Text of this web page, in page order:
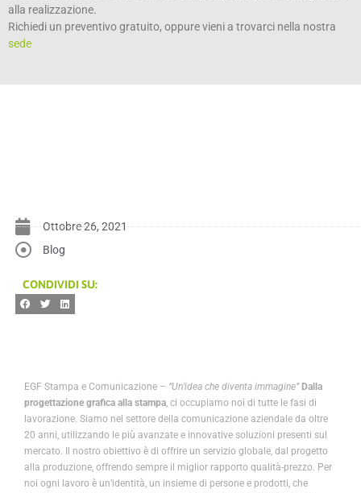
alla realizzazione.
Richiedi un preventivo gratuito, oppure vieni a trovarci nella nostra
sede
Ottobre 26, 2021
Blog
CONDIVIDI SU:
EGF Stampa e Comunicazione – “Un’idea che diventa immagine” Dalla
progettazione grafica alla stampa, ci occupiamo noi di tutte le fasi di
lavorazione. Siamo nel settore della comunicazione aziendale da oltre
20 anni, utilizzando le più avanzate e innovative soluzioni presenti sul
mercato. Il nostro obiettivo è di offrire un servizio globale, dal progetto
alla produzione, offrendo sempre il miglior rapporto qualità-prezzo. Per
noi ogni lavoro è un’identità, un insieme di persone e prodotti, che